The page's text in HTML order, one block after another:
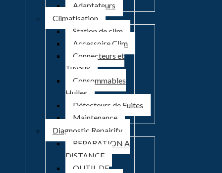
Adaptateurs
Climatisation
Station de clim
Accessoire Clim
Connecteurs et
Tuyaux
Consommables
Huiles
Détecteurs de Fuites
Maintenance
Diagnostic Repairify
REPARATION A
DISTANCE
OUTIL DE